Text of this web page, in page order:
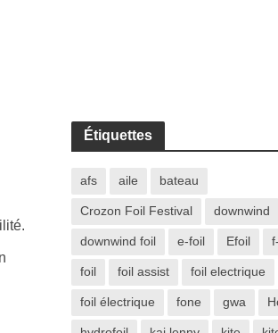
Étiquettes
afs aile bateau
Crozon Foil Festival downwind
downwind foil e-foil Efoil
foil foil assist foil electrique
foil électrique fone gwa